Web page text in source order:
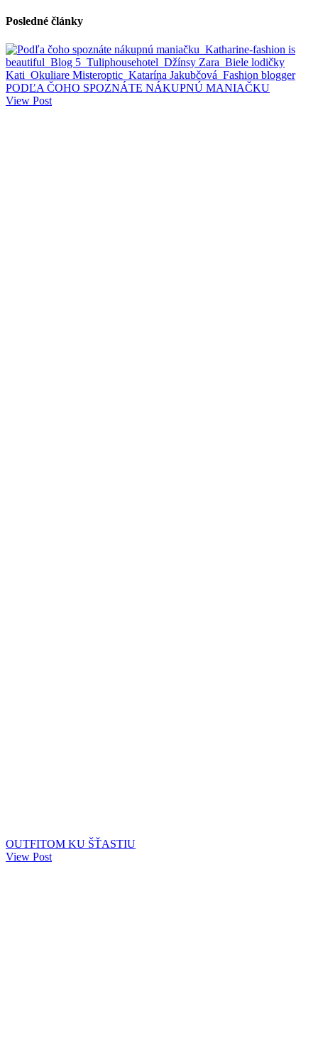
Posledné články
PODĽA ČOHO SPOZNÁTE NÁKUPNÚ MANIAČKU
View Post
OUTFITOM KU ŠŤASTIU
View Post